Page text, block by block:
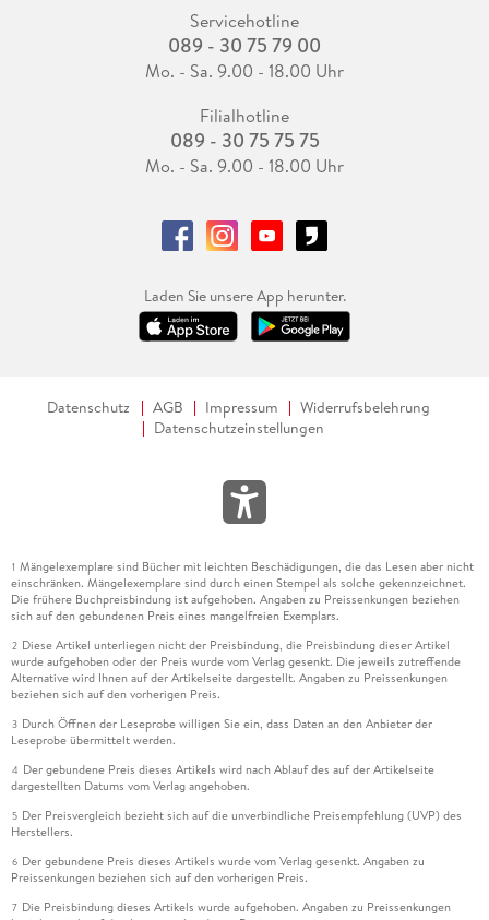
Servicehotline
089 - 30 75 79 00
Mo. - Sa. 9.00 - 18.00 Uhr
Filialhotline
089 - 30 75 75 75
Mo. - Sa. 9.00 - 18.00 Uhr
Laden Sie unsere App herunter.
Datenschutz AGB Impressum
Widerrufsbelehrung
Datenschutzeinstellungen
1 Mängelexemplare sind Bücher mit leichten Beschädigungen, die das Lesen aber nicht
einschränken. Mängelexemplare sind durch einen Stempel als solche gekennzeichnet.
Die frühere Buchpreisbindung ist aufgehoben. Angaben zu Preissenkungen beziehen
sich auf den gebundenen Preis eines mangelfreien Exemplars.
2 Diese Artikel unterliegen nicht der Preisbindung, die Preisbindung dieser Artikel
wurde aufgehoben oder der Preis wurde vom Verlag gesenkt. Die jeweils zutreffende
Alternative wird Ihnen auf der Artikelseite dargestellt. Angaben zu Preissenkungen
beziehen sich auf den vorherigen Preis.
3 Durch Öffnen der Leseprobe willigen Sie ein, dass Daten an den Anbieter der
Leseprobe übermittelt werden.
4 Der gebundene Preis dieses Artikels wird nach Ablauf des auf der Artikelseite
dargestellten Datums vom Verlag angehoben.
5 Der Preisvergleich bezieht sich auf die unverbindliche Preisempfehlung (UVP) des
Herstellers.
6 Der gebundene Preis dieses Artikels wurde vom Verlag gesenkt. Angaben zu
Preissenkungen beziehen sich auf den vorherigen Preis.
7 Die Preisbindung dieses Artikels wurde aufgehoben. Angaben zu Preissenkungen